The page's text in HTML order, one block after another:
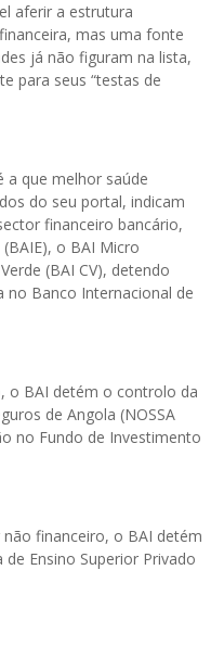
aferir a estrutura
mas uma fonte
já não figuram na lista,
para seus “testas de
a que melhor saúde
do seu portal, indicam
financeiro bancário,
o BAI Micro
(BAI CV), detendo
no Banco Internacional de
o BAI detém o controlo da
de Angola (NOSSA
no Fundo de Investimento
financeiro, o BAI detém
Ensino Superior Privado